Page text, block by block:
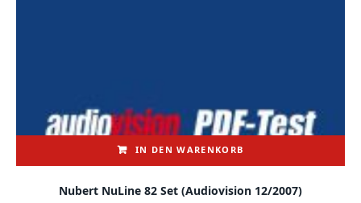
IN DEN WARENKORB
Nubert NuLine 82 Set (audiovision 12/2007)